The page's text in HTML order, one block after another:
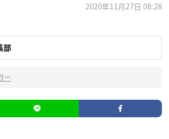
2020年11月27日 08:28
部
ー